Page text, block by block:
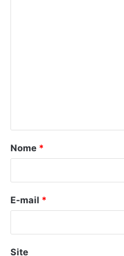
á
r
*
Nome *
E-mail *
Site